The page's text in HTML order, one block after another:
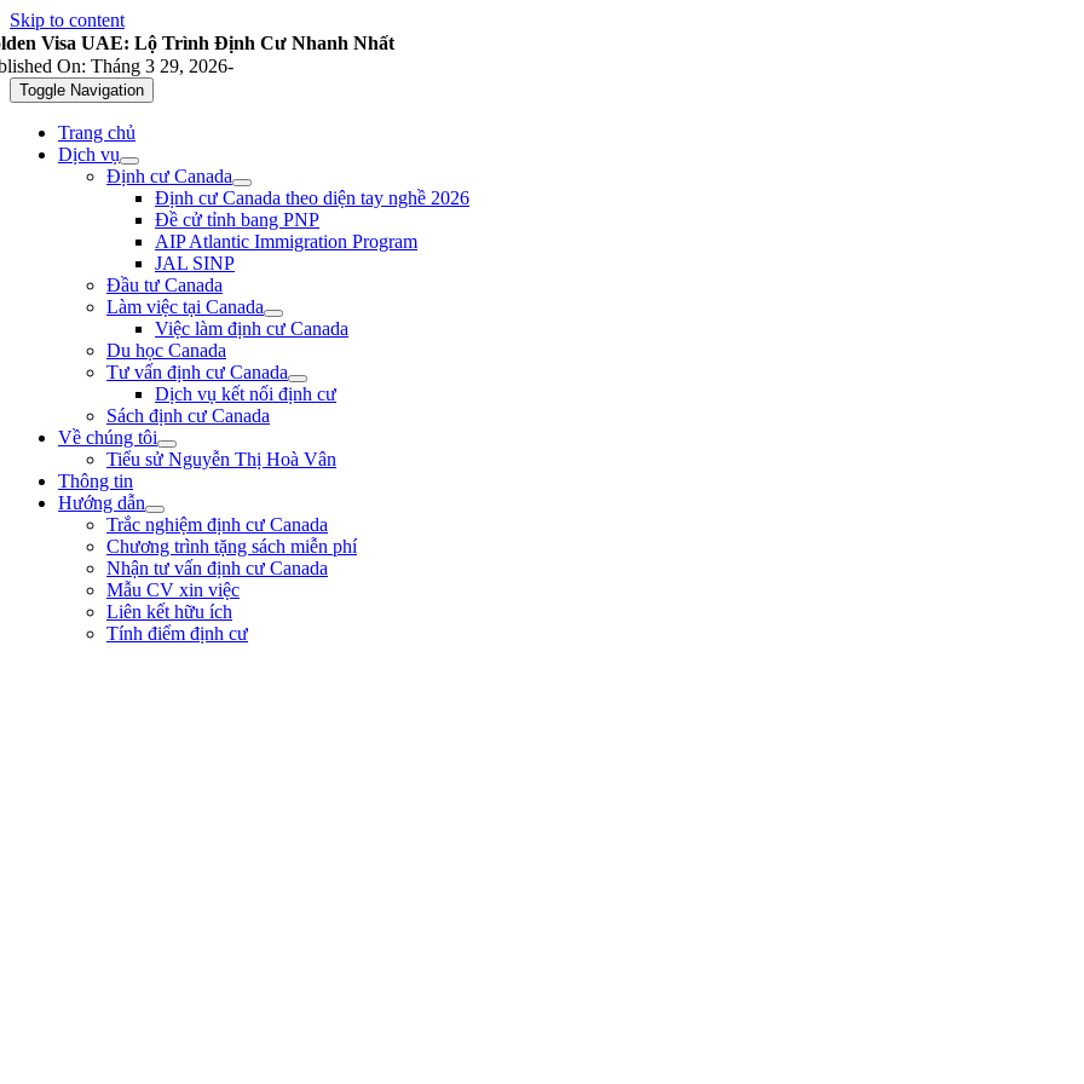
Skip to content
Toggle Navigation
Trang chủ
Dịch vụ
Định cư Canada
Định cư Canada theo diện tay nghề 2026
Đề cử tỉnh bang PNP
AIP Atlantic Immigration Program
JAL SINP
Đầu tư Canada
Làm việc tại Canada
Việc làm định cư Canada
Du học Canada
Tư vấn định cư Canada
Dịch vụ kết nối định cư
Sách định cư Canada
Về chúng tôi
Tiểu sử Nguyễn Thị Hoà Vân
Thông tin
Hướng dẫn
Trắc nghiệm định cư Canada
Chương trình tặng sách miễn phí
Nhận tư vấn định cư Canada
Mẫu CV xin việc
Liên kết hữu ích
Tính điểm định cư
Visa UAE: Lộ Trình Định Cư Nhanh Nhất
On: Tháng 3 29, 2026-